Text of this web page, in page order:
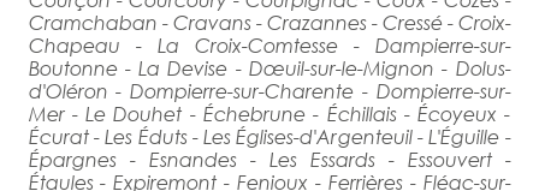
Cramchaban - Cravans - Crazannes - Cressé - Croix-
Chapeau - La Croix-Comtesse - Dampierre-sur-
Boutonne - La Devise - Dœuil-sur-le-Mignon - Dolus-
d'Oléron - Dompierre-sur-Charente - Dompierre-sur-
Mer - Le Douhet - Échebrune - Échillais - Écoyeux -
Écurat - Les Éduts - Les Églises-d'Argenteuil - L'Éguille -
Épargnes - Esnandes - Les Essards - Essouvert -
Étaules - Expiremont - Fenioux - Ferrières - Fléac-sur-